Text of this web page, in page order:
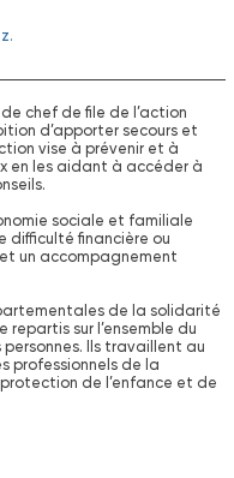
chef de file de l’action
d’apporter secours et
vise à prévenir et à
en les aidant à accéder à
sociale et familiale
difficulté financière ou
un accompagnement
de la solidarité
repartis sur l’ensemble du
Ils travaillent au
professionnels de la
de l’enfance et de